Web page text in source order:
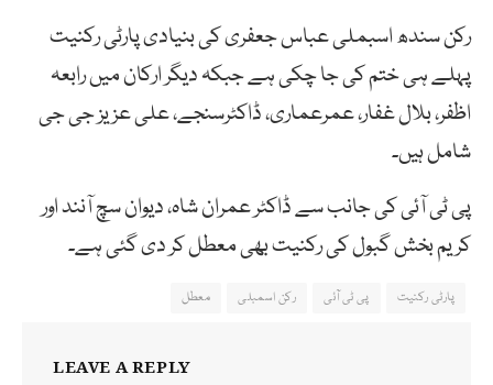
رکن سندھ اسبملی عباس جعفری کی بنیادی پارٹی رکنیت
پہلے ہی ختم کی جا چکی ہے جبکہ دیگر ارکان میں رابعہ
اظفر، بلال غفار، عمرعماری، ڈاکٹرسنجے، علی عزیز جی جی
شامل ہیں۔
پی ٹی آئی کی جانب سے ڈاکٹر عمران شاہ، دیوان سچ آنند اور
کریم بخش گبول کی رکنیت بھی معطل کر دی گئی ہے۔
پارٹی رکنیت پی ٹی آئی رکن اسمبلی معطل
LEAVE A REPLY